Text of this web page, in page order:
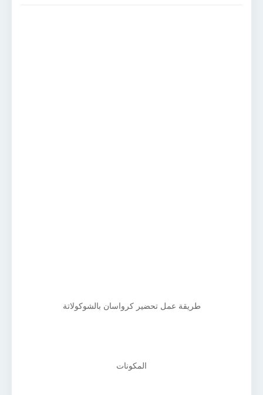
طريقة عمل تحضير كرواسان بالشوكولاتة
المكونات